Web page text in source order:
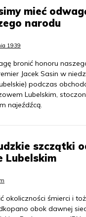
mieć
narodu
1939
bronić honoru
Jacek Sasin w
podczas
Lubelskim,
najeźdźcą.
szczątki
Lubelskim
okoliczności śmierci i
obok dawnej